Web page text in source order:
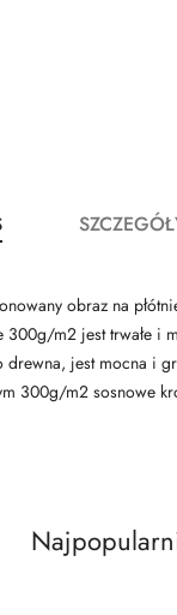
obraz na
300g/m2 jest
jest mocna i
300g/m2